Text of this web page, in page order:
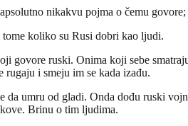
nikakvu pojma o čemu
koliko su Rusi dobri kao ljudi.
govore ruski. Onima koji sebe
i smeju im se kada izađu.
umru od gladi. Onda dođu ruski
Brinu o tim ljudima.